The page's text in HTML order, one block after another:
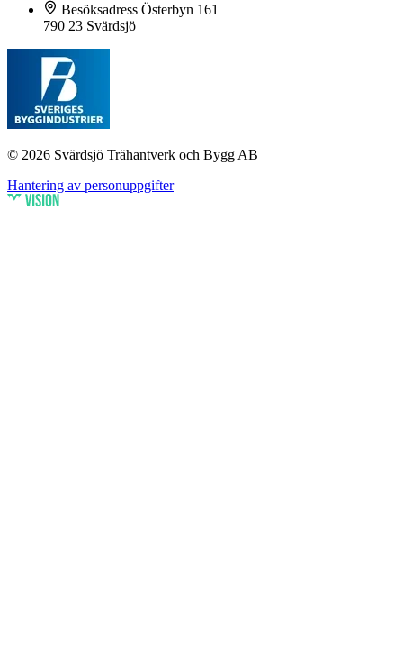
Besöksadress Österbyn 161
790 23 Svärdsjö
© 2026 Svärdsjö Trähantverk och Bygg AB
Hantering av personuppgifter